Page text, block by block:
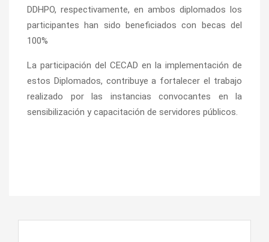
DDHPO, respectivamente, en ambos diplomados los
participantes han sido beneficiados con becas del
100%
La participación del CECAD en la implementación de
estos Diplomados, contribuye a fortalecer el trabajo
realizado por las instancias convocantes en la
sensibilización y capacitación de servidores públicos.